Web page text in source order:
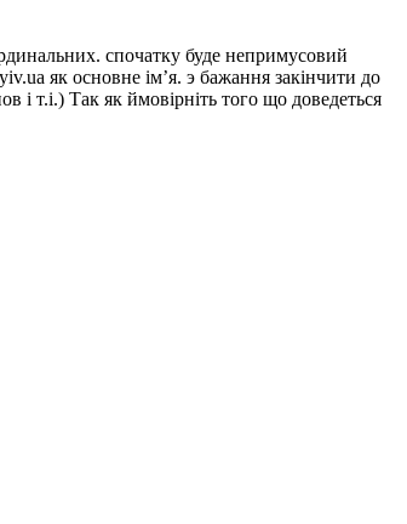
спочатку буде непримусовий
як основне імʼя. э бажання закінчити до
т.і.) Так як ймовірніть того що доведеться